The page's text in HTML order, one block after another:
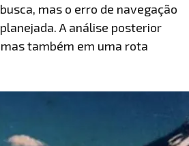
mas o erro de navegação
A análise posterior
também em uma rota